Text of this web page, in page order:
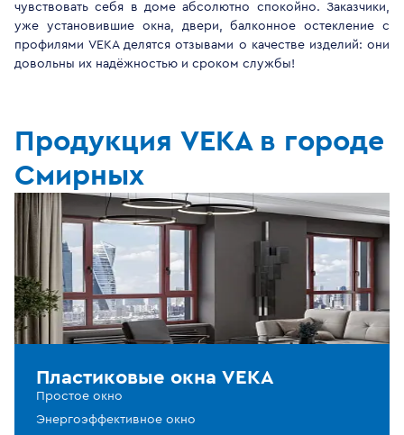
чувствовать себя в доме абсолютно спокойно. Заказчики,
уже установившие окна, двери, балконное остекление с
профилями VEKA делятся отзывами о качестве изделий: они
довольны их надёжностью и сроком службы!
Продукция VEKA в городе
Смирных
Пластиковые окна VEKA
Простое окно
Энергоэффективное окно